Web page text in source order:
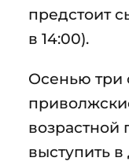
предстоит
в 14:00).
Осенью три
возрастной
выступить